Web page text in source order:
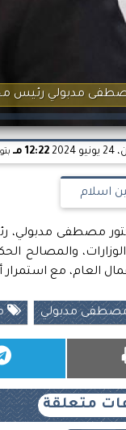
مدبولي رئيس
2024 12:22 مـ
اسلام
الوزارات، والمصالح
العام، مع استمرار
مصطفى مدبولي
متعلقة